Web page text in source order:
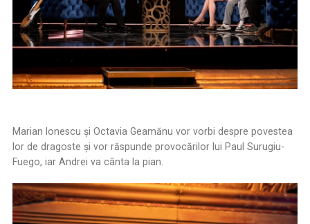
Marian Ionescu şi Octavia Geamănu vor vorbi despre povestea
lor de dragoste şi vor răspunde provocărilor lui Paul Surugiu-
Fuego, iar Andrei va cânta la pian.